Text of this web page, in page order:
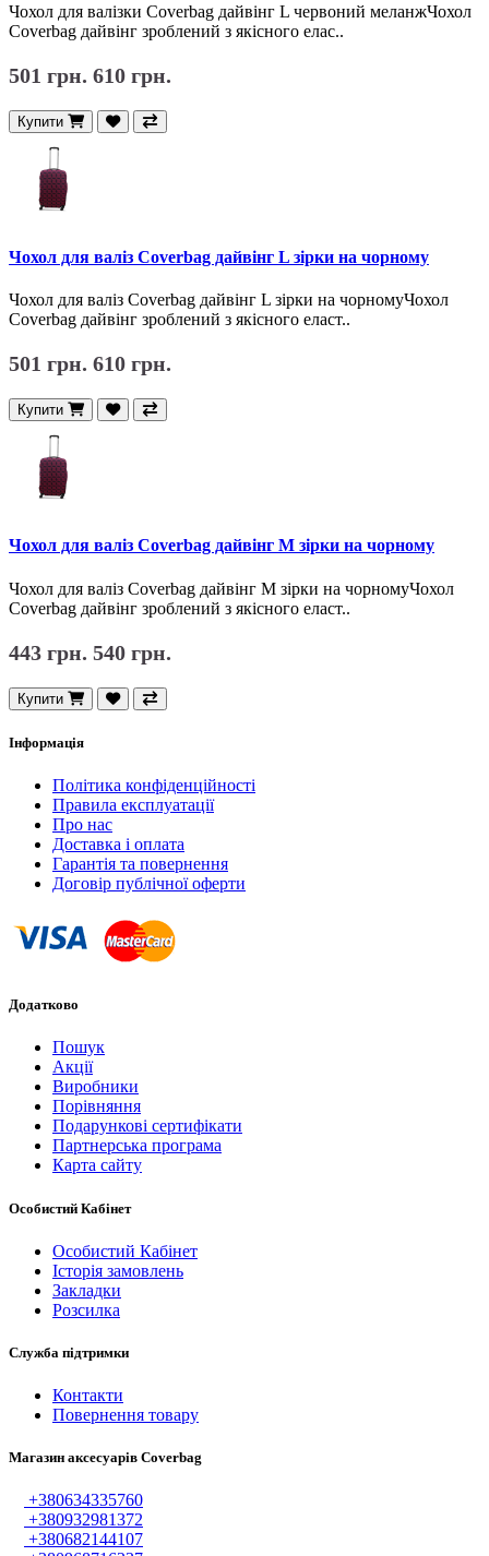
Чохол для валізки Coverbag дайвінг L червоний меланжЧохол
Coverbag дайвінг зроблений з якісного елас..
501 грн. 610 грн.
Купити
Чохол для валіз Coverbag дайвінг L зірки на чорному
Чохол для валіз Coverbag дайвінг L зірки на чорномуЧохол
Coverbag дайвінг зроблений з якісного еласт..
501 грн. 610 грн.
Купити
Чохол для валіз Coverbag дайвінг M зірки на чорному
Чохол для валіз Coverbag дайвінг M зірки на чорномуЧохол
Coverbag дайвінг зроблений з якісного еласт..
443 грн. 540 грн.
Купити
Інформація
Політика конфіденційності
Правила експлуатації
Про нас
Доставка і оплата
Гарантія та повернення
Договір публічної оферти
Додатково
Пошук
Акції
Виробники
Порівняння
Подарункові сертифікати
Партнерська програма
Карта сайту
Особистий Кабінет
Особистий Кабінет
Історія замовлень
Закладки
Розсилка
Служба підтримки
Контакти
Повернення товару
Магазин аксесуарів Coverbag
+380634335760
+380932981372
+380682144107